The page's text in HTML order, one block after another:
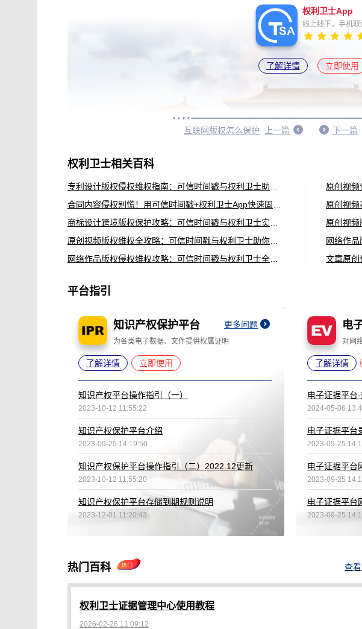
权利卫士App
线上线下，手机取
了解详情 立即使用
互联网版权怎么保护 上一篇 下一篇
权利卫士相关百科
原创视
网络作
平台指引
知识产权保护平台 更多问题
为各类电子数据、文件提供权属证明
了解详情 立即使用
知识产权平台操作指引（一）
2023-10-12 11:55:22
知识产权保护平台介绍
2023-09-25 14:19:50
知识产权保护平台操作指引（二）2022.12更新
2023-10-12 11:55:20
知识产权保护平台存储到期规则说明
2023-12-01 11:20:43
电
对网
了解详情
电子证据平台
2024-05-06
电子证据平台
2023-09-25
电子证据平台
2023-09-25
电子证据平台
2023-09-25
热门百科 查
权利卫士证据管理中心使用教程
2026-02-26 11:09:12